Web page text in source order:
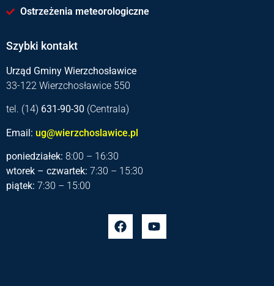
Ostrzeżenia meteorologiczne
Szybki kontakt
Urząd Gminy Wierzchosławice
33-122 Wierzchosławice 550
tel. (14) 631-90-30 (Centrala)
Email: ug@wierzchoslawice.pl
poniedziałek: 8:00 – 16:30
wtorek – czwartek: 7:30 – 15:30
piątek: 7:30 – 15:00